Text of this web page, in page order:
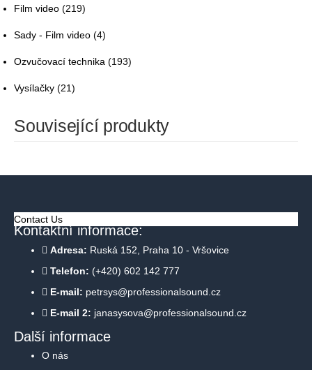
Film video (219)
Sady - Film video (4)
Ozvučovací technika (193)
Vysílačky (21)
Související produkty
Contact Us
Kontaktní informace:
Adresa: Ruská 152, Praha 10 - Vršovice
Telefon: (+420) 602 142 777
E-mail: petrsys@professionalsound.cz
E-mail 2: janasysova@professionalsound.cz
Další informace
O nás